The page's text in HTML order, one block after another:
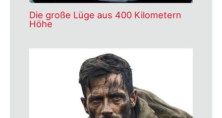
Die große Lüge aus 400 Kilometern
Höhe